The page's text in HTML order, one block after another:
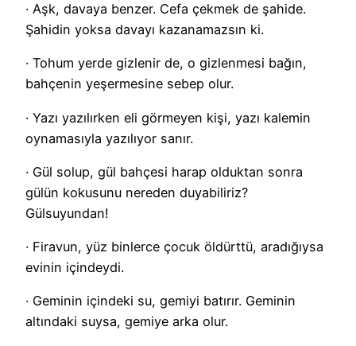
· Aşk, davaya benzer. Cefa çekmek de şahide.
Şahidin yoksa davayı kazanamazsın ki.
· Tohum yerde gizlenir de, o gizlenmesi bağın,
bahçenin yeşermesine sebep olur.
· Yazı yazılırken eli görmeyen kişi, yazı kalemin
oynamasıyla yazılıyor sanır.
· Gül solup, gül bahçesi harap olduktan sonra
gülün kokusunu nereden duyabiliriz?
Gülsuyundan!
· Firavun, yüz binlerce çocuk öldürttü, aradığıysa
evinin içindeydi.
· Geminin içindeki su, gemiyi batırır. Geminin
altındaki suysa, gemiye arka olur.